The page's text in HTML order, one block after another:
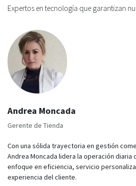
Expertos en tecnología que garantizan
Andrea Moncada
Gerente de Tienda
Con una sólida trayectoria en gestión
Andrea Moncada lidera la operación diaria
enfoque en eficiencia, servicio
experiencia del cliente.